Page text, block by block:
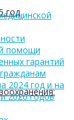
год
помощи
гарантий
2024 год и на
2026 годов